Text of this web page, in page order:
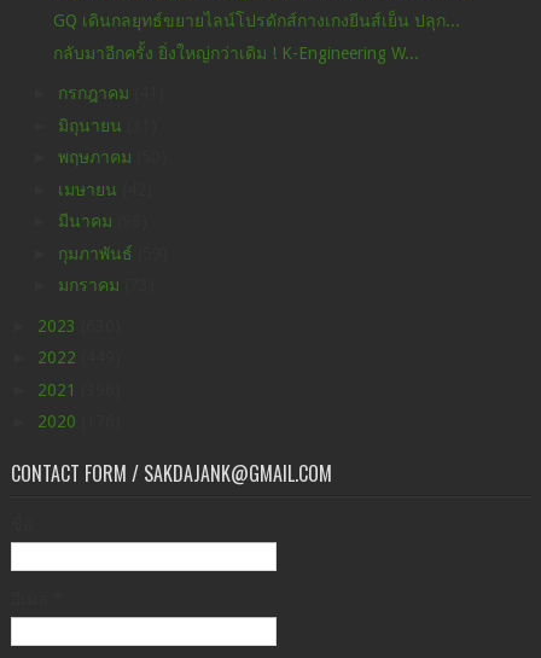
GQ เดินกลยุทธ์ขยายไลน์โปรดักส์กางเกงยีนส์เย็น ปลุก...
กลับมาอีกครั้ง ยิ่งใหญ่กว่าเดิม ! K-Engineering W...
กรกฎาคม
มิถุนายน
พฤษภาคม
เมษายน
มีนาคม
กุมภาพันธ์
มกราคม
2023
2022
2021
2020
CONTACT FORM / SAKDAJANK@GMAIL.COM